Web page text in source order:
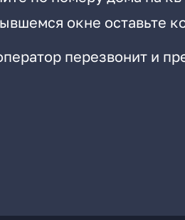
окне оставьте
перезвонит и